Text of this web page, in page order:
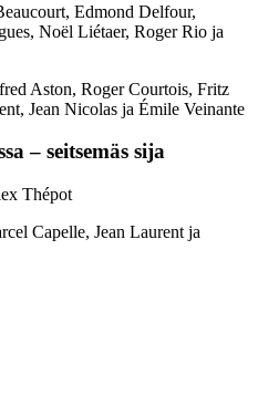
Edmond Delfour,
Noël Liétaer, Roger Rio ja
Aston, Roger Courtois, Fritz
Jean Nicolas ja Émile Veinante
– seitsemäs sija
Thépot
Capelle, Jean Laurent ja